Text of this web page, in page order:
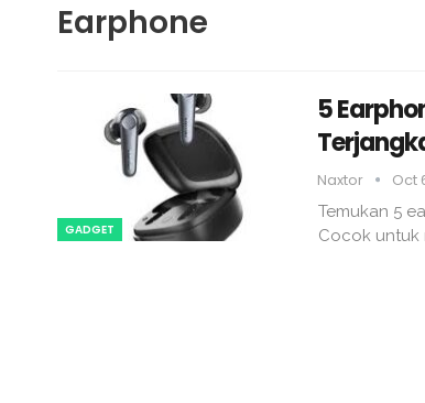
Earphone
GADGET
5
Naxtor Oct
Temukan 5
Cocok untuk